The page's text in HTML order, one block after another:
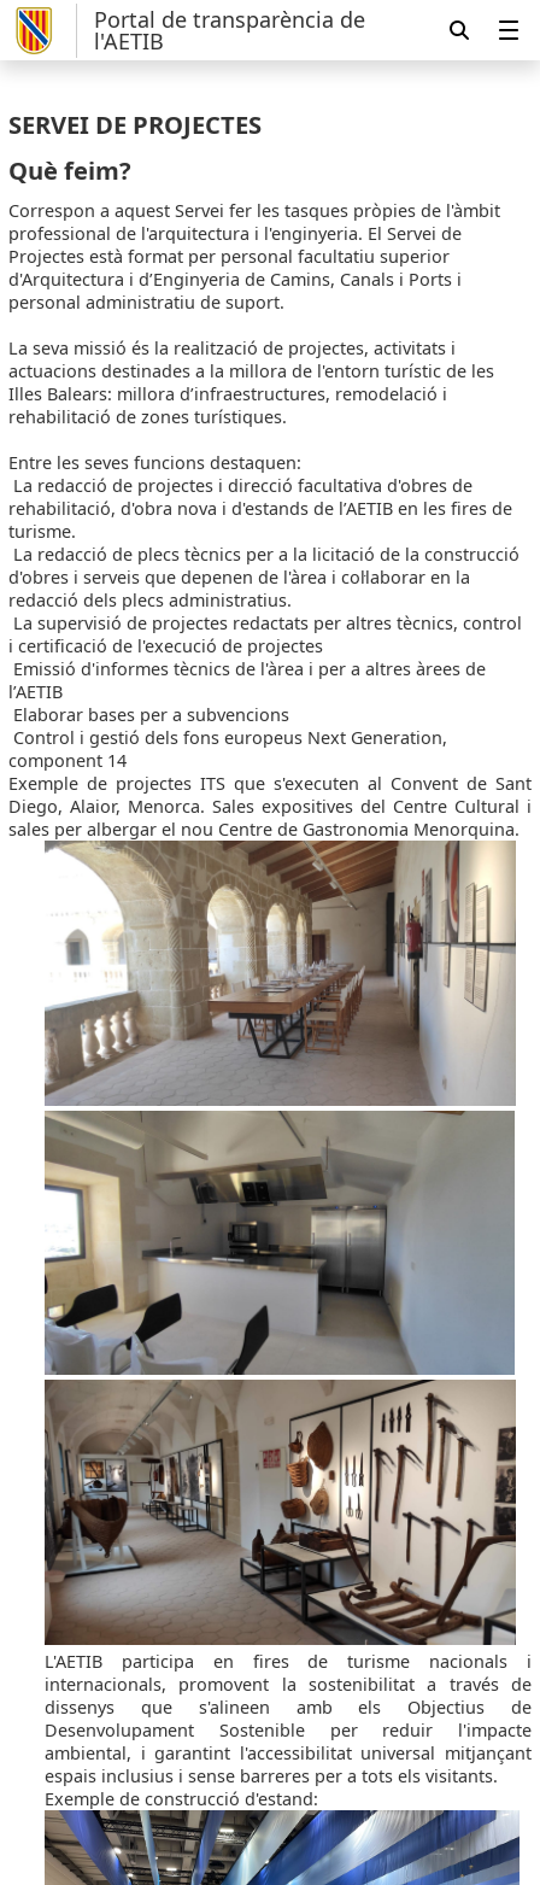
Portal de transparència de
l'AETIB
SERVEI DE PROJECTES
Què feim?
Correspon a aquest Servei fer les tasques pròpies de l'àmbit
professional de l'arquitectura i l'enginyeria. El Servei de
Projectes està format per personal facultatiu superior
d'Arquitectura i d’Enginyeria de Camins, Canals i Ports i
personal administratiu de suport.
La seva missió és la realització de projectes, activitats i
actuacions destinades a la millora de l'entorn turístic de les
Illes Balears: millora d’infraestructures, remodelació i
rehabilitació de zones turístiques.
Entre les seves funcions destaquen:
La redacció de projectes i direcció facultativa d'obres de
rehabilitació, d'obra nova i d'estands de l’AETIB en les fires de
turisme.
La redacció de plecs tècnics per a la licitació de la construcció
d'obres i serveis que depenen de l'àrea i col·laborar en la
redacció dels plecs administratius.
La supervisió de projectes redactats per altres tècnics, control
i certificació de l'execució de projectes
Emissió d'informes tècnics de l'àrea i per a altres àrees de
l’AETIB
Elaborar bases per a subvencions
Control i gestió dels fons europeus Next Generation,
component 14
Exemple de projectes ITS que s'executen al Convent de Sant
Diego, Alaior, Menorca. Sales expositives del Centre Cultural i
sales per albergar el nou Centre de Gastronomia Menorquina.
L'AETIB participa en fires de turisme nacionals i
internacionals, promovent la sostenibilitat a través de
dissenys que s'alineen amb els Objectius de
Desenvolupament Sostenible per reduir l'impacte
ambiental, i garantint l'accessibilitat universal mitjançant
espais inclusius i sense barreres per a tots els visitants.
Exemple de construcció d'estand: